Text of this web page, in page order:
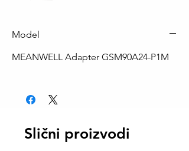
Model
MEANWELL Adapter GSM90A24-P1M
Slični proizvodi